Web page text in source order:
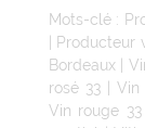
Mots-clé :
Producteur
Bordeaux|
rosé 33 |Vin
Vin rouge 33